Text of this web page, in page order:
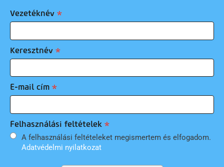
Vezetéknév
Keresztnév
E-mail cím
Felhasználási feltételek
A felhasználási feltételeket megismertem és elfogadom.
Adatvédelmi nyilatkozat